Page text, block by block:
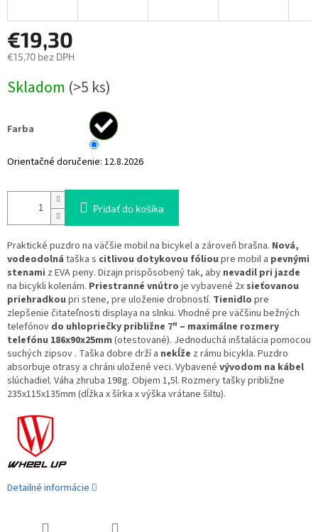
€19,30
€15,70 bez DPH
cena:
Skladom (>5 ks)
Farba
Orientačné doručenie: 12.8.2026
Pridať do košíka
Praktické puzdro na väčšie mobil na bicykel a zároveň brašna. Nová,
vodeodolná taška s citlivou dotykovou fóliou pre mobil a pevnými
stenami z EVA peny. Dizajn prispôsobený tak, aby nevadil pri jazde
na bicykli kolenám. Priestranné vnútro je vybavené 2x sieťovanou
priehradkou pri stene, pre uloženie drobností. Tienidlo pre
zlepšenie čitateľnosti displaya na slnku. Vhodné pre väčšinu bežných
telefónov do uhlopriečky približne 7" – maximálne rozmery
telefónu 186x90x25mm (otestované). Jednoduchá inštalácia pomocou
suchých zipsov . Taška dobre drží a nekĺže z rámu bicykla. Puzdro
absorbuje otrasy a chráni uložené veci. Vybavené vývodom na kábel
slúchadiel. Váha zhruba 198g. Objem 1,5l. Rozmery tašky približne
235x115x135mm (dĺžka x šírka x výška vrátane šiltu).
Detailné informácie